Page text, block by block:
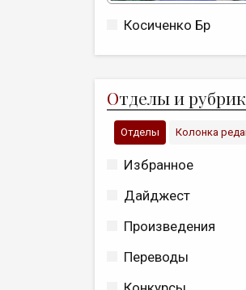
Косиченко Бр
Отделы и
Отделы Колонка
Избранное
Дайджест
Произведения
Переводы